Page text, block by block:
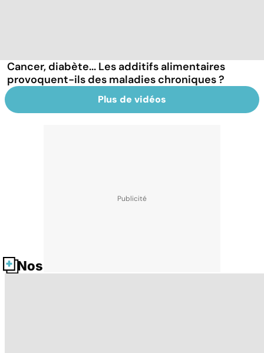
Cancer, diabète... Les additifs alimentaires
provoquent-ils des maladies chroniques ?
Plus de vidéos
Nos fiches santé